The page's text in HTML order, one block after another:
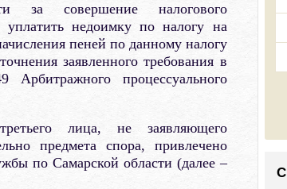
за совершение налогового
недоимку по налогу на
пеней по данному налогу
заявленного требования в
Арбитражного процессуального
лица, не заявляющего
предмета спора, привлечено
по Самарской области (далее –